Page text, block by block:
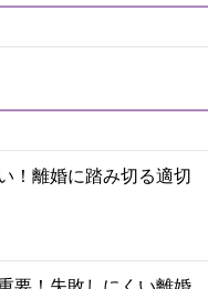
！離婚に踏み切る適切